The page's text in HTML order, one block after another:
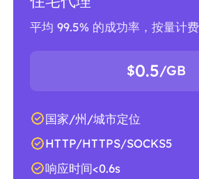
平均 99.5% 的成功率，按量计费
$0.5/GB
国家/州/城市定位
HTTP/HTTPS/SOCKS5
响应时间<0.6s